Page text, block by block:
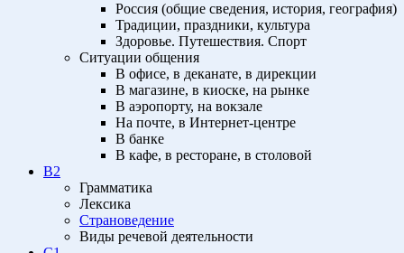
Россия (общие сведения, история, география)
Традиции, праздники, культура
Здоровье. Путешествия. Спорт
Ситуации общения
В офисе, в деканате, в дирекции
В магазине, в киоске, на рынке
В аэропорту, на вокзале
На почте, в Интернет-центре
В банке
В кафе, в ресторане, в столовой
B2
Грамматика
Лексика
Страноведение
Виды речевой деятельности